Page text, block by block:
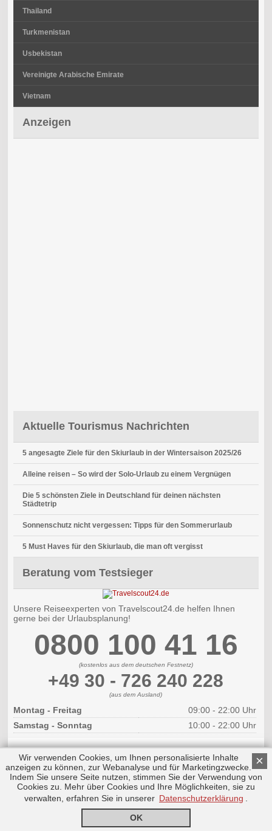
Thailand
Turkmenistan
Usbekistan
Vereinigte Arabische Emirate
Vietnam
Anzeigen
Aktuelle Tourismus Nachrichten
5 angesagte Ziele für den Skiurlaub in der Wintersaison 2025/26
Alleine reisen – So wird der Solo-Urlaub zu einem Vergnügen
Die 5 schönsten Ziele in Deutschland für deinen nächsten
Städtetrip
Sonnenschutz nicht vergessen: Tipps für den Sommerurlaub
5 Must Haves für den Skiurlaub, die man oft vergisst
Beratung vom Testsieger
Unsere Reiseexperten von Travelscout24.de helfen Ihnen
gerne bei der Urlaubsplanung!
0800 100 41 16
(kostenlos aus dem deutschen Festnetz)
+49 30 - 726 240 228
(aus dem Ausland)
Montag - Freitag
09:00 - 22:00 Uhr
Samstag - Sonntag
10:00 - 22:00 Uhr
Copyright © 2026 by Triplemind GmbH
Impressum
Nach oben
×
Wir verwenden Cookies, um Ihnen personalisierte Inhalte
anzeigen zu können, zur Webanalyse und für Marketingzwecke.
Indem Sie unsere Seite nutzen, stimmen Sie der Verwendung von
Cookies zu. Mehr über Cookies und Ihre Möglichkeiten, sie zu
verwalten, erfahren Sie in unserer Datenschutzerklärung
OK